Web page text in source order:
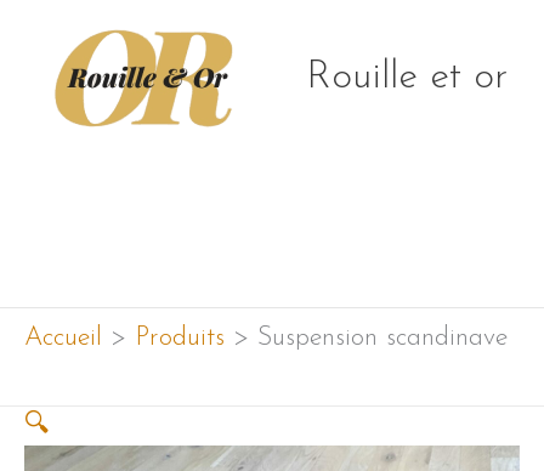
contenu
Rouille et or
principal
Accueil Produits Suspension scandinave
🔍